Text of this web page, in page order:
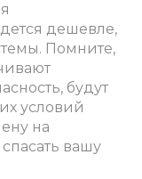
дешевле,
Помните,
будут
условий
на
вашу